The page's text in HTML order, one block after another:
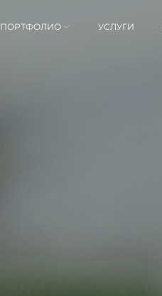
ПОРТФОЛИО УСЛУГИ